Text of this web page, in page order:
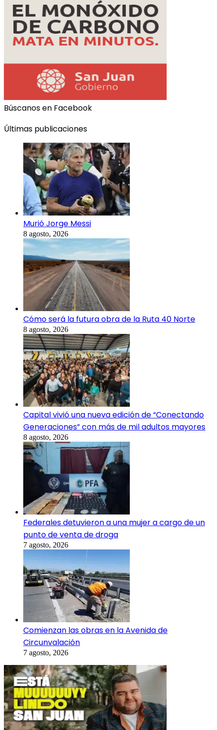
Búscanos en Facebook
Últimas publicaciones
Murió Jorge Messi
8 agosto, 2026
Cómo será la futura obra de la Ruta 40 Norte
8 agosto, 2026
Capital vivió una nueva edición de “Conectando
Generaciones” con más de mil adultos mayores
8 agosto, 2026
Federales detuvieron a una mujer a cargo de un
punto de venta de droga
7 agosto, 2026
Comienzan las obras en la Avenida de
Circunvalación
7 agosto, 2026